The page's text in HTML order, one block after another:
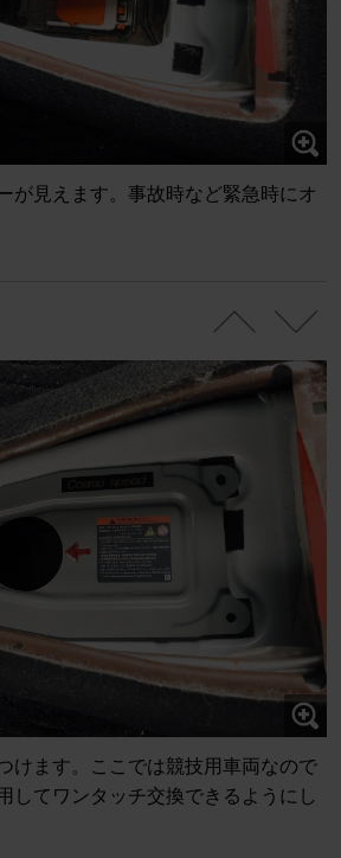
が見えます。事故時など緊急時にオ
けます。ここでは競技用車両なので
してワンタッチ交換できるようにし